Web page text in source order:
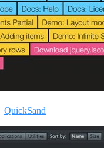
QuickSand